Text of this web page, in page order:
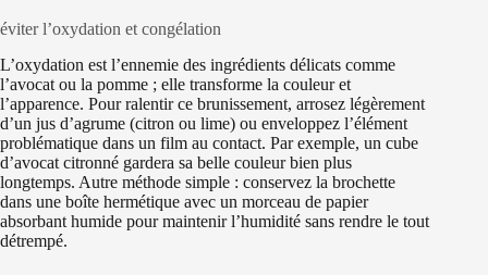
éviter l’oxydation et congélation
L’oxydation est l’ennemie des ingrédients délicats comme
l’avocat ou la pomme ; elle transforme la couleur et
l’apparence. Pour ralentir ce brunissement, arrosez légèrement
d’un jus d’agrume (citron ou lime) ou enveloppez l’élément
problématique dans un film au contact. Par exemple, un cube
d’avocat citronné gardera sa belle couleur bien plus
longtemps. Autre méthode simple : conservez la brochette
dans une boîte hermétique avec un morceau de papier
absorbant humide pour maintenir l’humidité sans rendre le tout
détrempé.